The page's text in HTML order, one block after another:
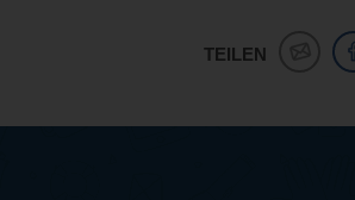
TEILEN